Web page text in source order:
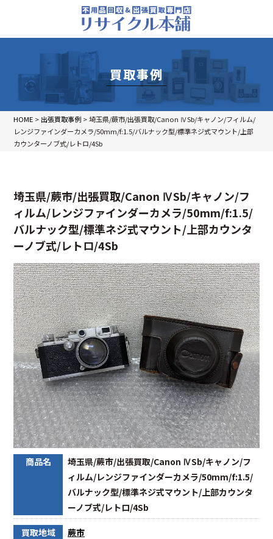
買取事例
HOME > 出張買取事例 >埼玉県/蕨市/出張買取/Canon ⅣSb/キャノン/フィルム/
レンジファインダーカメラ/50mm/f:1.5/バルナック型/標準ネジ式マウント/上部
カウンターノブ式/レトロ/4Sb
埼玉県/蕨市/出張買取/Canon ⅣSb/キャノン/フ
ィルム/レンジファインダーカメラ/50mm/f:1.5/
バルナック型/標準ネジ式マウント/上部カウンタ
ーノブ式/レトロ/4Sb
商品名
埼玉県/蕨市/出張買取/Canon ⅣSb/キャノン/フ
ィルム/レンジファインダーカメラ/50mm/f:1.5/
バルナック型/標準ネジ式マウント/上部カウンタ
ーノブ式/レトロ/4Sb
買取地域 蕨市